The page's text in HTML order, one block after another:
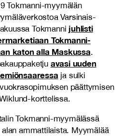
Tokmanni-myymälän
Varsinais-
Tokmanni juhlisti
Tokmanni-
katon alla Maskussa.
avasi uuden
ja sulki
päättymisen
korttelissa.
Tokmanni-myymälässä
ammattilaista. Myymälää